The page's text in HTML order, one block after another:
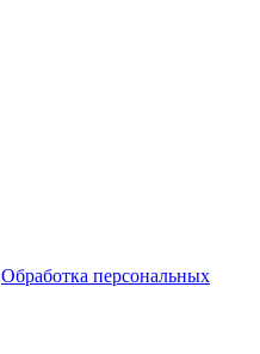
Обработка персональных